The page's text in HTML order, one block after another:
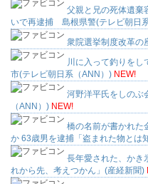
父親と兄の死体遺
いで再逮捕 島根県警(テレビ朝日
衆院選挙制度改革の
川に入って釣りを
市(テレビ朝日系（ANN）) NEW!
河野洋平氏をしのぶ
（ANN）) NEW!
橋の名前が書かれた
か 63歳男を逮捕「盗まれた物とは
長年愛された、か
れから先、考えつかん」(産経新聞)